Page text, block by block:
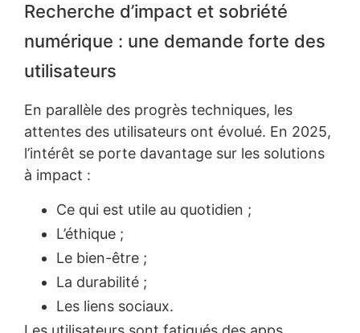
Recherche d’impact et sobriété
numérique : une demande forte des
utilisateurs
En parallèle des progrès techniques, les
attentes des utilisateurs ont évolué. En 2025,
l’intérêt se porte davantage sur les solutions
à impact :
Ce qui est utile au quotidien ;
L’éthique ;
Le bien-être ;
La durabilité ;
Les liens sociaux.